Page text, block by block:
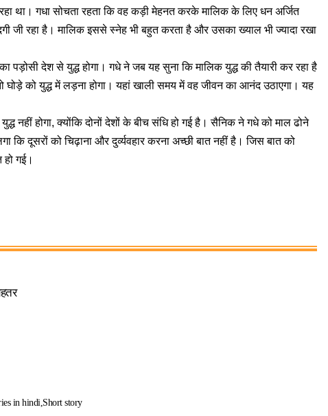
था। गधा सोचता रहता कि वह कड़ी मेहनत करके मालिक के लिए धन अर्जित
जी रहा है। मालिक इससे स्नेह भी बहुत करता है और उसका ख्याल भी ज्यादा रखा
देश से युद्ध होगा। गधे ने जब यह सुना कि मालिक युद्ध की तैयारी कर रहा है
घोड़े को युद्ध में लड़ना होगा। यहां खाली समय में वह जीवन का आनंद उठाएगा। यह
नहीं होगा, क्योंकि दोनों देशों के बीच संधि हो गई है। सैनिक ने गधे को माल ढोने
कि दूसरों को चिढ़ाना और दुर्व्यवहार करना अच्छी बात नहीं है। जिस बात को
गई।
in hindi Short story